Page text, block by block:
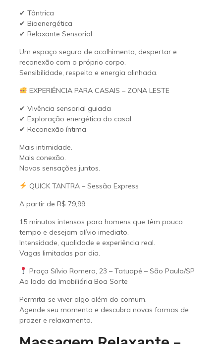
✔ Tântrica
✔ Bioenergética
✔ Relaxante Sensorial
Um espaço seguro de acolhimento, despertar e
reconexão com o próprio corpo.
Sensibilidade, respeito e energia alinhada.
EXPERIÊNCIA PARA CASAIS – ZONA LESTE
✔ Vivência sensorial guiada
✔ Exploração energética do casal
✔ Reconexão íntima
Mais intimidade.
Mais conexão.
Novas sensações juntos.
QUICK TANTRA – Sessão Express
A partir de R$ 79,99
15 minutos intensos para homens que têm pouco
tempo e desejam alívio imediato.
Intensidade, qualidade e experiência real.
Vagas limitadas por dia.
Praça Sílvio Romero, 23 – Tatuapé – São Paulo/SP
Ao lado da Imobiliária Boa Sorte
Permita-se viver algo além do comum.
Agende seu momento e descubra novas formas de
prazer e relaxamento.